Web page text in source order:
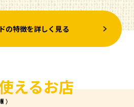
の特徴を詳しく見る
えるお店
〉